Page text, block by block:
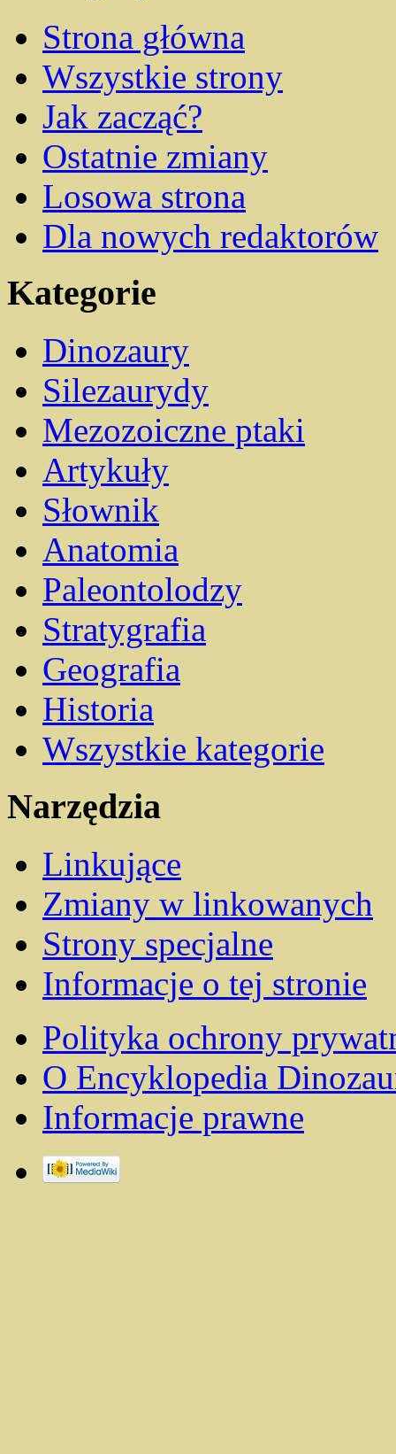
Strona główna
Wszystkie strony
Jak zacząć?
Ostatnie zmiany
Losowa strona
Dla nowych redaktorów
Kategorie
Dinozaury
Silezaurydy
Mezozoiczne ptaki
Artykuły
Słownik
Anatomia
Paleontolodzy
Stratygrafia
Geografia
Historia
Wszystkie kategorie
Narzędzia
Linkujące
Zmiany w linkowanych
Strony specjalne
Informacje o tej stronie
Polityka ochrony
O Encyklopedia
Informacje prawne